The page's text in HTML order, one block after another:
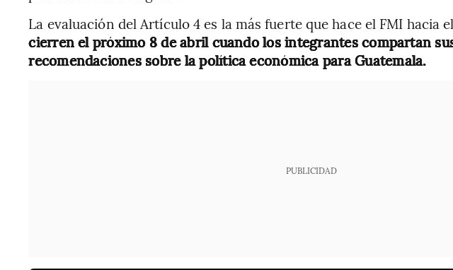
La evaluación del Artículo 4 es la más fuerte que hace el FMI hacia
cierren el próximo 8 de abril cuando los integrantes compartan
recomendaciones sobre la política económica para Guatemala.
PUBLICIDAD